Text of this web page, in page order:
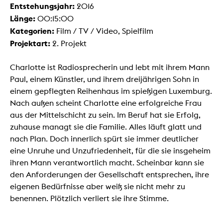
Entstehungsjahr: 2016
Länge: 00:15:00
Kategorien: Film / TV / Video, Spielfilm
Projektart: 2. Projekt
Charlotte ist Radiosprecherin und lebt mit ihrem Mann
Paul, einem Künstler, und ihrem dreijährigen Sohn in
einem gepflegten Reihenhaus im spießigen Luxemburg.
Nach außen scheint Charlotte eine erfolgreiche Frau
aus der Mittelschicht zu sein. Im Beruf hat sie Erfolg,
zuhause managt sie die Familie. Alles läuft glatt und
nach Plan. Doch innerlich spürt sie immer deutlicher
eine Unruhe und Unzufriedenheit, für die sie insgeheim
ihren Mann verantwortlich macht. Scheinbar kann sie
den Anforderungen der Gesellschaft entsprechen, ihre
eigenen Bedürfnisse aber weiß sie nicht mehr zu
benennen. Plötzlich verliert sie ihre Stimme.